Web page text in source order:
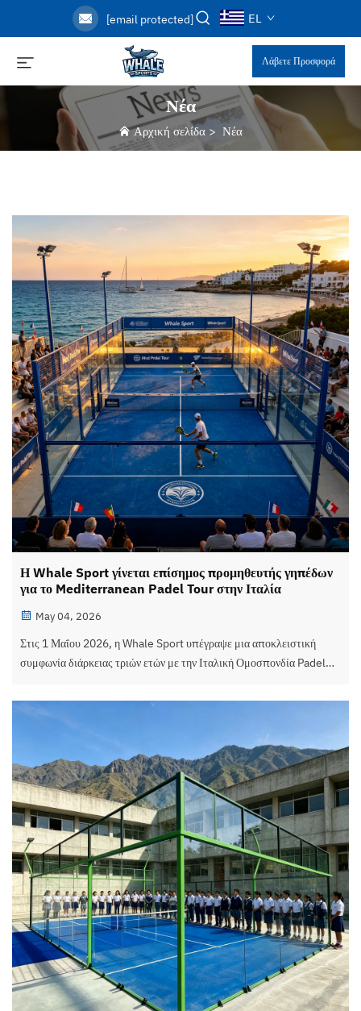
[email protected] EL
Λάβετε Προσφορά
Νέα
Αρχική σελίδα > Νέα
Η Whale Sport γίνεται επίσημος προμηθευτής γηπέδων
για το Mediterranean Padel Tour στην Ιταλία
May 04, 2026
Στις 1 Μαΐου 2026, η Whale Sport υπέγραψε μια αποκλειστική
συμφωνία διάρκειας τριών ετών με την Ιταλική Ομοσπονδία Padel
«Mediterranean Padel Tour» (Med Padel Tour). Το τουρ